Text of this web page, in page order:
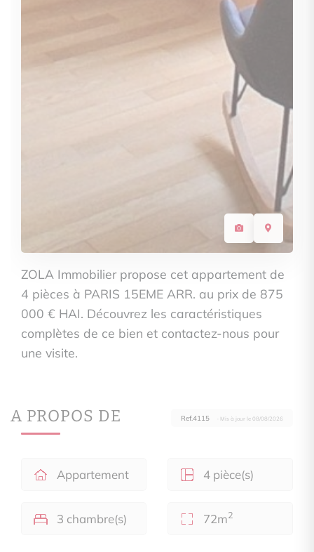
ZOLA Immobilier propose cet appartement de
4 pièces à PARIS 15EME ARR. au prix de 875
000 € HAI. Découvrez les caractéristiques
complètes de ce bien et contactez-nous pour
une visite.
A PROPOS DE Ref.4115 · Mis à jour le 08/08/2026
Appartement 4 pièce(s)
3 chambre(s) 72m2